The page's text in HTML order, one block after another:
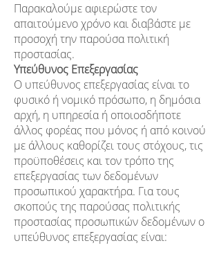
Παρακαλούμε αφιερώστε τον
απαιτούμενο χρόνο και διαβάστε με
προσοχή την παρούσα πολιτική
προστασίας.
Υπεύθυνος Επεξεργασίας
Ο υπεύθυνος επεξεργασίας είναι το
φυσικό ή νομικό πρόσωπο, η δημόσια
αρχή, η υπηρεσία ή οποιοσδήποτε
άλλος φορέας που μόνος ή από κοινού
με άλλους καθορίζει τους στόχους, τις
προϋποθέσεις και τον τρόπο της
επεξεργασίας των δεδομένων
προσωπικού χαρακτήρα. Για τους
σκοπούς της παρούσας πολιτικής
προστασίας προσωπικών δεδομένων ο
υπεύθυνος επεξεργασίας είναι: